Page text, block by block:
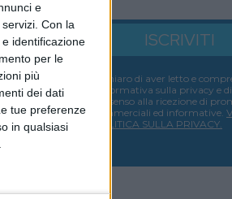
e
Con la
identificazione
per le
più
dei dati
tue preferenze
in qualsiasi
ISCRIVITI
Dichiaro di aver letto e
l'informativa sulla privacy e
consenso alla ricezione di
commerciali ed informative.
POLITICA SULLA PRIVACY.